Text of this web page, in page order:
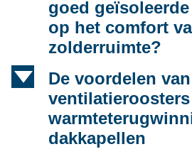
goed
op het comfort
zolderruimte?
d
De voordelen van
dakkapellen